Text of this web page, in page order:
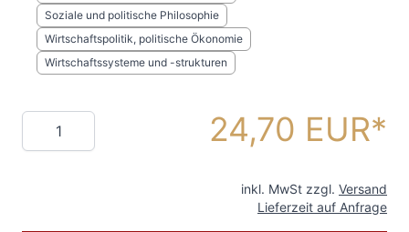
Soziale und politische Philosophie
Wirtschaftspolitik, politische Ökonomie
Wirtschaftssysteme und -strukturen
Menge 24,70 EUR
inkl. MwSt zzgl. Versand
Lieferzeit auf Anfrage